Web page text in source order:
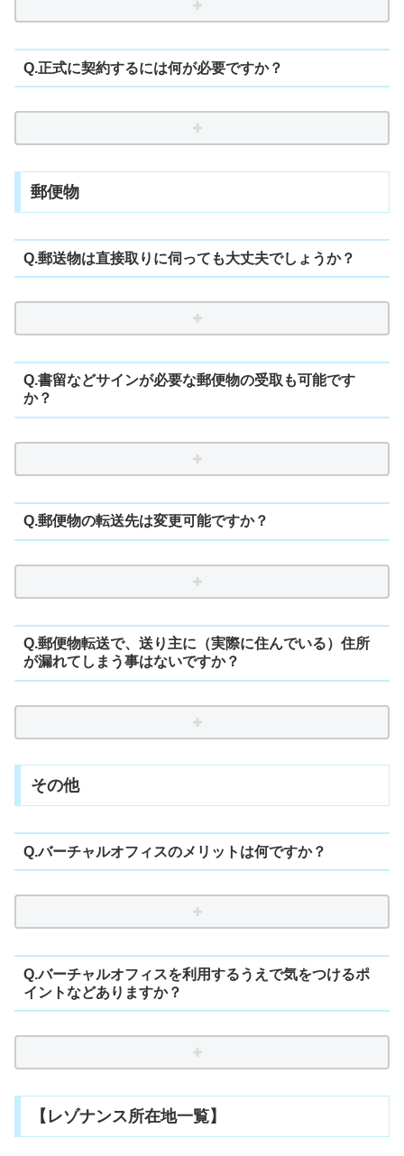
Q.正式に契約するには何が必要ですか？
郵便物
Q.郵送物は直接取りに伺っても大丈夫でしょうか？
Q.書留などサインが必要な郵便物の受取も可能です
か？
Q.郵便物の転送先は変更可能ですか？
Q.郵便物転送で、送り主に（実際に住んでいる）住所
が漏れてしまう事はないですか？
その他
Q.バーチャルオフィスのメリットは何ですか？
Q.バーチャルオフィスを利用するうえで気をつけるポ
イントなどありますか？
【レゾナンス所在地一覧】